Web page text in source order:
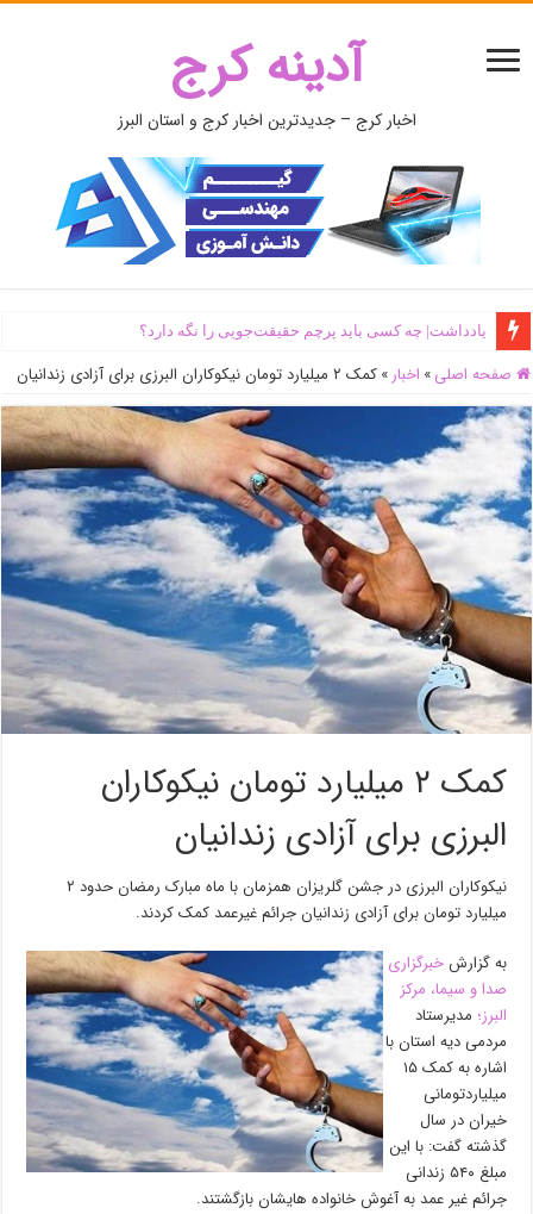
آدینه کرج
اخبار کرج – جدیدترین اخبار کرج و استان البرز
یادداشت| ‌چه کسی باید پرچم حقیقت‌جویی را نگه دارد؟
صفحه اصلی » اخبار » کمک ۲ میلیارد تومان نیکوکاران البرزی برای آزادی زندانیان
کمک ۲ میلیارد تومان نیکوکاران
البرزی برای آزادی زندانیان
نیکوکاران البرزی در جشن گلریزان همزمان با ماه مبارک رمضان حدود ۲
میلیارد تومان برای آزادی زندانیان جرائم غیرعمد کمک کردند.
به گزارشخبرگزاری
صدا و سیما، مرکز
البرز؛ مدیرستاد
مردمی دیه استان با
اشاره به کمک ۱۵
میلیاردتومانی
خیران در سال
گذشته گفت: با این
مبلغ ۵۴۰ زندانی
جرائم غیر عمد به آغوش خانواده هایشان بازگشتند.